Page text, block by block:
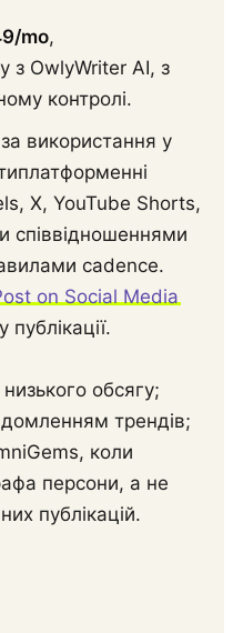
mo,
з OwlyWriter AI, з
контролі.
використання у
X, YouTube Shorts,
співвідношеннями
cadence.
on Social Media
обсягу;
трендів;
коли
персони, а не
публікацій.